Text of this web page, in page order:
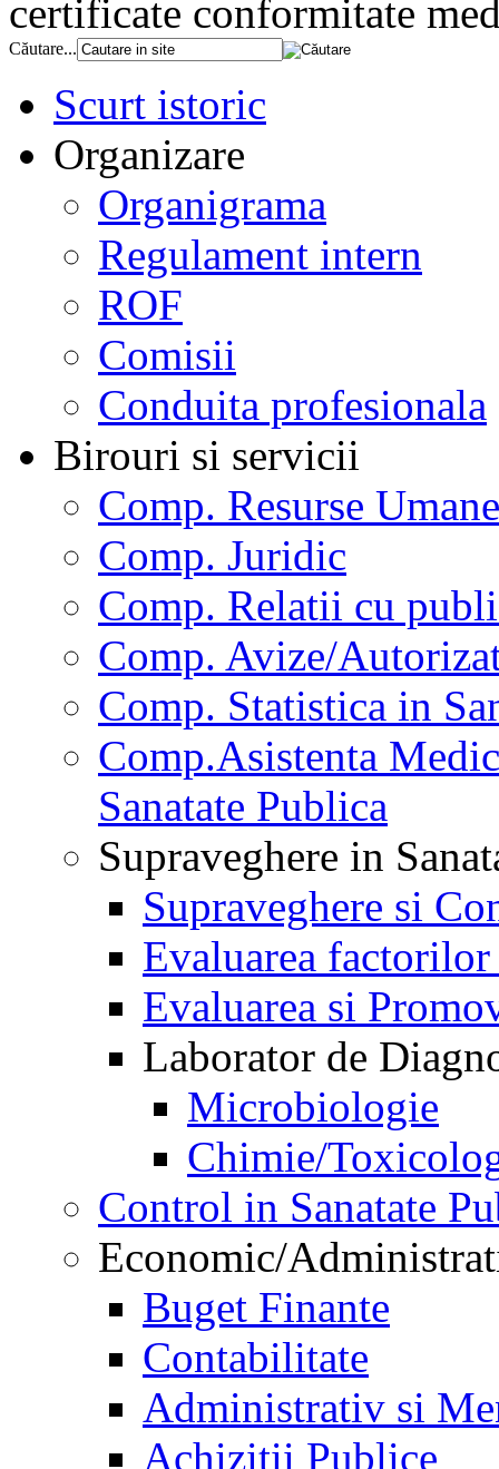
certificate conformitate
Căutare...
Scurt istoric
Organizare
Organigrama
Regulament intern
ROF
Comisii
Conduita profesionala
Birouri si servicii
Comp. Resurse Umane
Comp. Juridic
Comp. Relatii cu
Comp. Avize/
Comp. Statistica in
Comp.Asistenta
Sanatate Publica
Supraveghere in
Supraveghere si
Evaluarea
Evaluarea si
Laborator de
Microbiologie
Chimie/
Control in Sanatate
Economic/
Buget Finante
Contabilitate
Administrativ si
Achizitii Publice